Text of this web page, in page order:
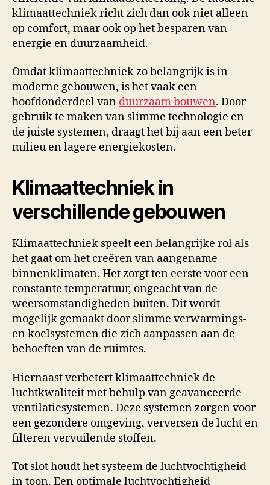
klimaattechniek richt zich dan ook niet alleen
op comfort, maar ook op het besparen van
energie en duurzaamheid.
Omdat klimaattechniek zo belangrijk is in
moderne gebouwen, is het vaak een
hoofdonderdeel van duurzaam bouwen. Door
gebruik te maken van slimme technologie en
de juiste systemen, draagt het bij aan een beter
milieu en lagere energiekosten.
Klimaattechniek in
verschillende gebouwen
Klimaattechniek speelt een belangrijke rol als
het gaat om het creëren van aangename
binnenklimaten. Het zorgt ten eerste voor een
constante temperatuur, ongeacht van de
weersomstandigheden buiten. Dit wordt
mogelijk gemaakt door slimme verwarmings-
en koelsystemen die zich aanpassen aan de
behoeften van de ruimtes.
Hiernaast verbetert klimaattechniek de
luchtkwaliteit met behulp van geavanceerde
ventilatiesystemen. Deze systemen zorgen voor
een gezondere omgeving, verversen de lucht en
filteren vervuilende stoffen.
Tot slot houdt het systeem de luchtvochtigheid
in toon. Een optimale luchtvochtigheid